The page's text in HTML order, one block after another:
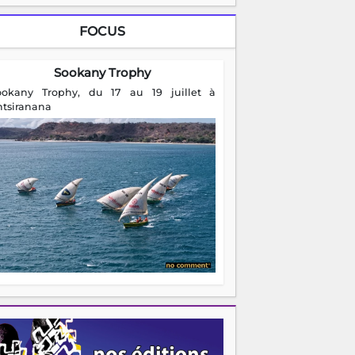
FOCUS
Sookany Trophy
Trophy, du 17 au 19 juillet à